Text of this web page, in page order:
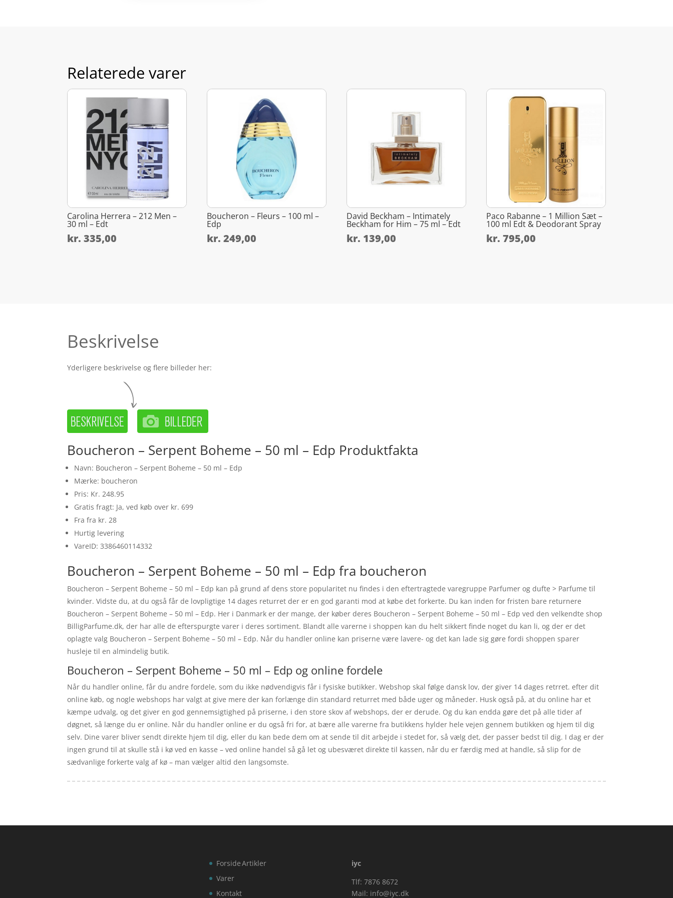
Relaterede varer
Carolina Herrera – 212 Men –
30 ml – Edt
kr. 335,00
Boucheron – Fleurs – 100 ml –
Edp
kr. 249,00
David Beckham – Intimately
Beckham for Him – 75 ml – Edt
kr. 139,00
Paco Rabanne – 1 Million Sæt –
100 ml Edt & Deodorant Spray
kr. 795,00
Beskrivelse
Yderligere beskrivelse og flere billeder her:
Boucheron – Serpent Boheme – 50 ml – Edp Produktfakta
Navn: Boucheron – Serpent Boheme – 50 ml – Edp
Mærke: boucheron
Pris: Kr. 248.95
Gratis fragt: Ja, ved køb over kr. 699
Fra fra kr. 28
Hurtig levering
VareID: 3386460114332
Boucheron – Serpent Boheme – 50 ml – Edp fra boucheron
Boucheron – Serpent Boheme – 50 ml – Edp kan på grund af dens store popularitet nu findes i den eftertragtede varegruppe Parfumer og dufte > Parfume til
kvinder. Vidste du, at du også får de lovpligtige 14 dages returret der er en god garanti mod at købe det forkerte. Du kan inden for fristen bare returnere
Boucheron – Serpent Boheme – 50 ml – Edp. Her i Danmark er der mange, der køber deres Boucheron – Serpent Boheme – 50 ml – Edp ved den velkendte shop
BilligParfume.dk, der har alle de efterspurgte varer i deres sortiment. Blandt alle varerne i shoppen kan du helt sikkert finde noget du kan li, og der er det
oplagte valg Boucheron – Serpent Boheme – 50 ml – Edp. Når du handler online kan priserne være lavere- og det kan lade sig gøre fordi shoppen sparer
husleje til en almindelig butik.
Boucheron – Serpent Boheme – 50 ml – Edp og online fordele
Når du handler online, får du andre fordele, som du ikke nødvendigvis får i fysiske butikker. Webshop skal følge dansk lov, der giver 14 dages retrret. efter dit
online køb, og nogle webshops har valgt at give mere der kan forlænge din standard returret med både uger og måneder. Husk også på, at du online har et
kæmpe udvalg, og det giver en god gennemsigtighed på priserne, i den store skov af webshops, der er derude. Og du kan endda gøre det på alle tider af
døgnet, så længe du er online. Når du handler online er du også fri for, at bære alle varerne fra butikkens hylder hele vejen gennem butikken og hjem til dig
selv. Dine varer bliver sendt direkte hjem til dig, eller du kan bede dem om at sende til dit arbejde i stedet for, så vælg det, der passer bedst til dig. I dag er der
ingen grund til at skulle stå i kø ved en kasse – ved online handel så gå let og ubesværet direkte til kassen, når du er færdig med at handle, så slip for de
sædvanlige forkerte valg af kø – man vælger altid den langsomste.
Forside
Varer
Kontakt
Artikler
iyc
Tlf: 7876 8672
Mail: info@iyc.dk